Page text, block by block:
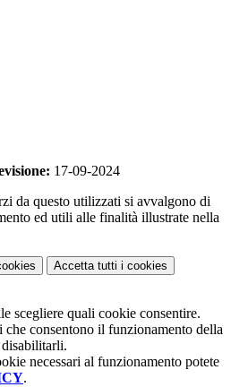
17-09-2024
da questo utilizzati si avvalgono di
ed utili alle finalità illustrate nella
Accetta tutti i cookies
scegliere quali cookie consentire.
consentono il funzionamento della
necessari al funzionamento potete
.